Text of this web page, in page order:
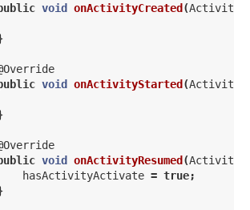
void onActivityCreated (Activity
void onActivityStarted (Activity
void onActivityResumed (Activity
hasActivityActivate = true;